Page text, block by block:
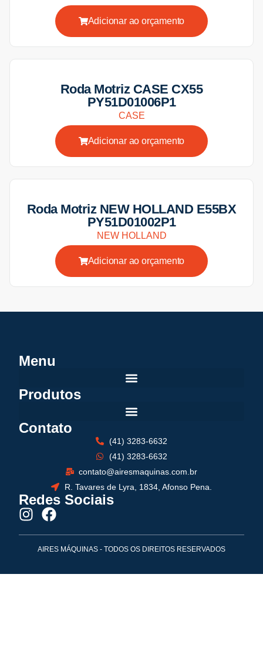
Adicionar ao orçamento
Roda Motriz CASE CX55
PY51D01006P1
CASE
Adicionar ao orçamento
Roda Motriz NEW HOLLAND E55BX
PY51D01002P1
NEW HOLLAND
Adicionar ao orçamento
Menu
Produtos
Contato
(41) 3283-6632
(41) 3283-6632
contato@airesmaquinas.com.br
R. Tavares de Lyra, 1834, Afonso Pena.
Redes Sociais
AIRES MÁQUINAS - TODOS OS DIREITOS RESERVADOS